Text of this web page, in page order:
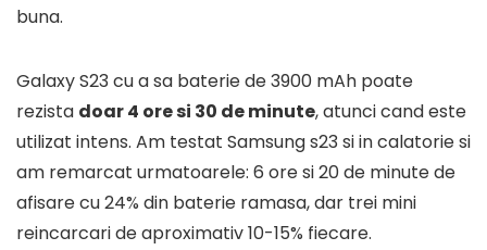
buna.
Galaxy S23 cu a sa baterie de 3900 mAh poate
rezista doar 4 ore si 30 de minute, atunci cand este
utilizat intens. Am testat Samsung s23 si in calatorie si
am remarcat urmatoarele: 6 ore si 20 de minute de
afisare cu 24% din baterie ramasa, dar trei mini
reincarcari de aproximativ 10-15% fiecare.